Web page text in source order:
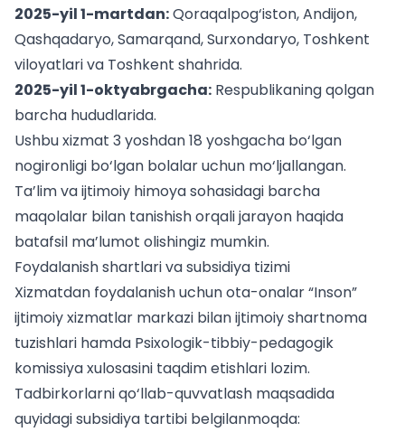
2025-yil 1-martdan:Qoraqalpog‘iston, Andijon,
Qashqadaryo, Samarqand, Surxondaryo, Toshkent
viloyatlari va Toshkent shahrida.
2025-yil 1-oktyabrgacha: Respublikaning qolgan
barcha hududlarida.
Ushbu xizmat 3 yoshdan 18 yoshgacha bo‘lgan
nogironligi bo‘lgan bolalar uchun mo‘ljallangan.
Ta’lim va ijtimoiy himoya sohasidagi barcha
maqolalar bilan tanishish orqali jarayon haqida
batafsil ma’lumot olishingiz mumkin.
Foydalanish shartlari va subsidiya tizimi
Xizmatdan foydalanish uchun ota-onalar “Inson”
ijtimoiy xizmatlar markazi bilan ijtimoiy shartnoma
tuzishlari hamda Psixologik-tibbiy-pedagogik
komissiya xulosasini taqdim etishlari lozim.
Tadbirkorlarni qo‘llab-quvvatlash maqsadida
quyidagi subsidiya tartibi belgilanmoqda: